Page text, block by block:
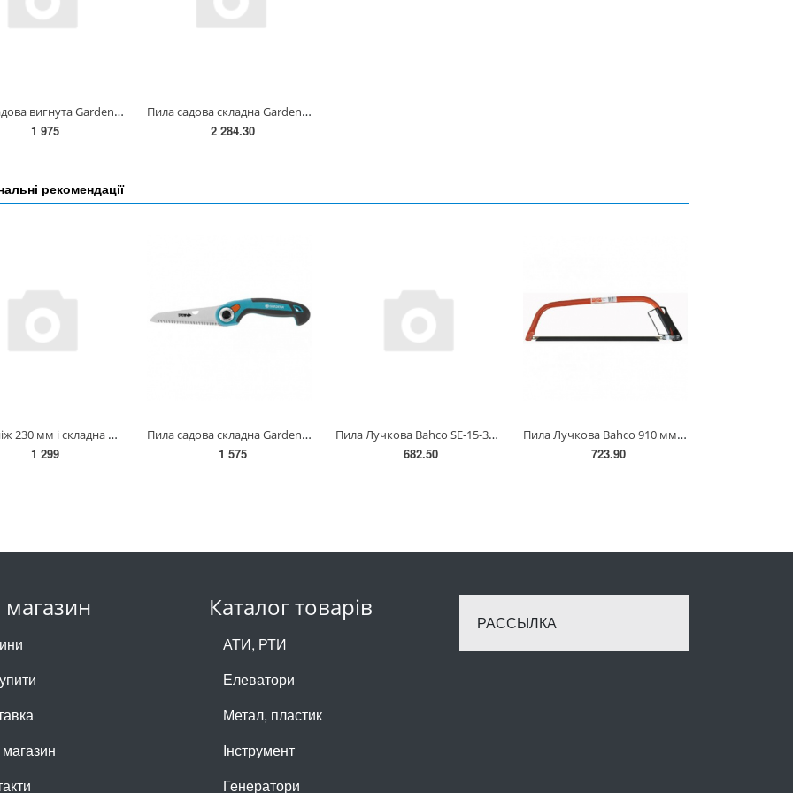
Пила садова вигнута Gardena CS 300 P(08739-20.000.00)
1 975
Пила садова складна Gardena 200 Р(08743-20.000.00)
2 284.30
рекомендації
Набір ніж 230 мм і складна пила 396-LAP Bahсo(LAP-KNIFE)
1 299
Пила садова складна Gardena 135 Р(08742-20.000.00)
1 575
Пила Лучкова Bahсo SE-15-32(SE-15-32)
682.50
Пила Лучкова Bahco 910 мм(SE-15-36-23)
723.90
Каталог товарів
АТИ, РТИ
Елеватори
Метал, пластик
Інструмент
Генератори
РАССЫЛКА